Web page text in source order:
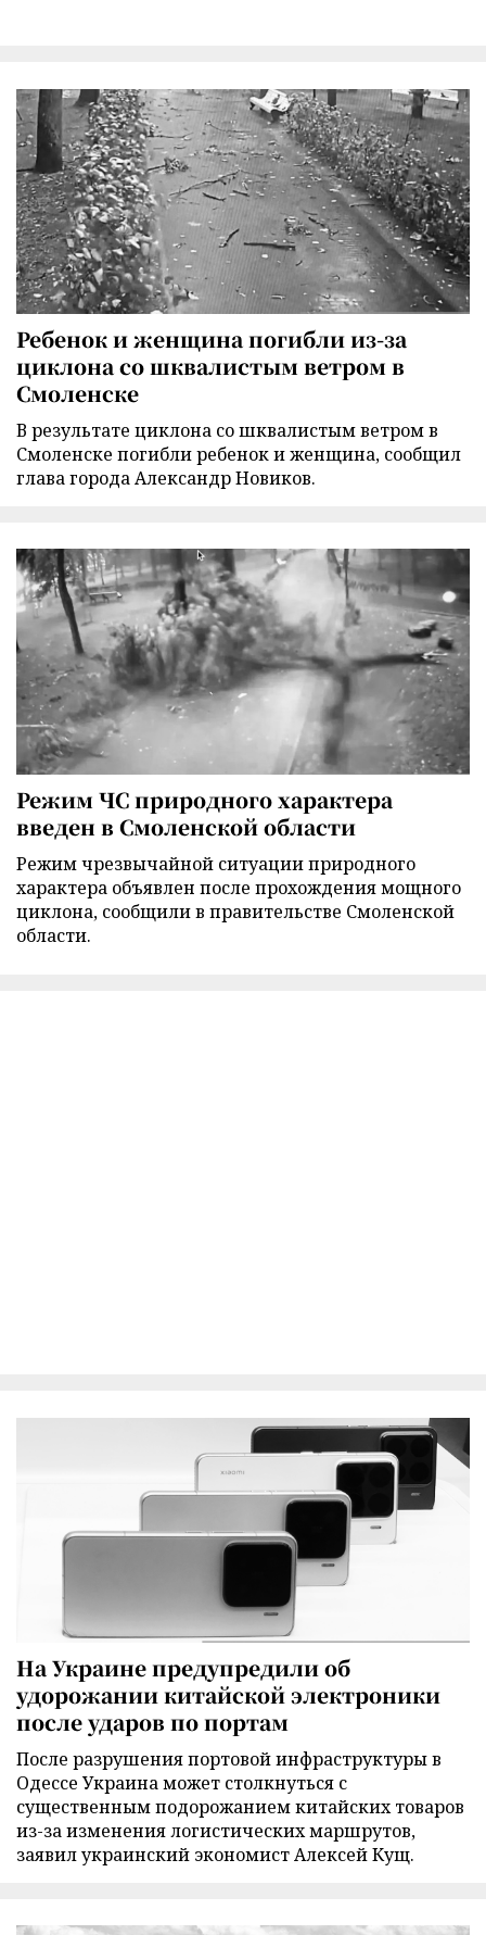
Ребенок и женщина погибли из-за
циклона со шквалистым ветром в
Смоленске
В результате циклона со шквалистым ветром в
Смоленске погибли ребенок и женщина, сообщил
глава города Александр Новиков.
Режим ЧС природного характера
введен в Смоленской области
Режим чрезвычайной ситуации природного
характера объявлен после прохождения мощного
циклона, сообщили в правительстве Смоленской
области.
На Украине предупредили об
удорожании китайской электроники
после ударов по портам
После разрушения портовой инфраструктуры в
Одессе Украина может столкнуться с
существенным подорожанием китайских товаров
из-за изменения логистических маршрутов,
заявил украинский экономист Алексей Кущ.